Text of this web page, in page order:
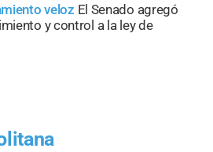
veloz El Senado agregó
y control a la ley de